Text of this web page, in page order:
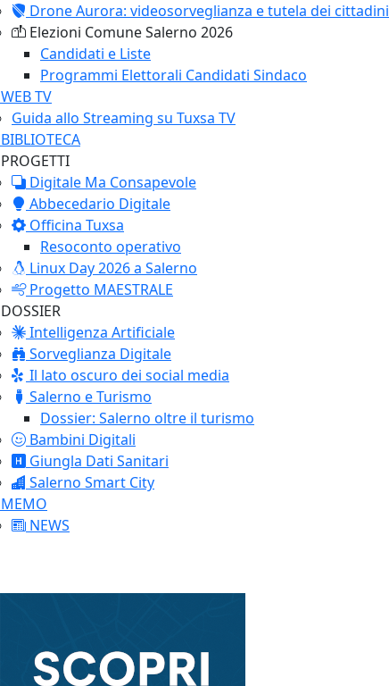
Drone Aurora: videosorveglianza e tutela dei cittadini
Elezioni Comune Salerno 2026
Candidati e Liste
Programmi Elettorali Candidati Sindaco
WEB TV
Guida allo Streaming su Tuxsa TV
BIBLIOTECA
PROGETTI
Digitale Ma Consapevole
Abbecedario Digitale
Officina Tuxsa
Resoconto operativo
Linux Day 2026 a Salerno
Progetto MAESTRALE
DOSSIER
Intelligenza Artificiale
Sorveglianza Digitale
Il lato oscuro dei social media
Salerno e Turismo
Dossier: Salerno oltre il turismo
Bambini Digitali
Giungla Dati Sanitari
Salerno Smart City
MEMO
NEWS